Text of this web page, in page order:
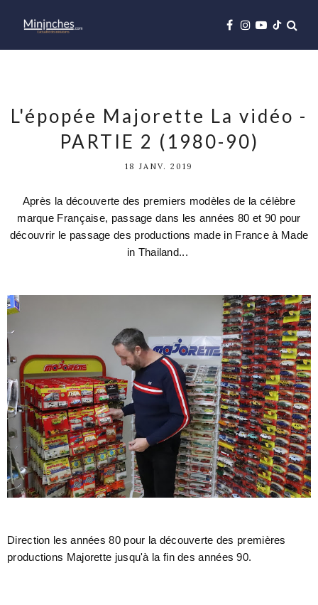
L'épopée Majorette La vidéo -
PARTIE 2 (1980-90)
18 JANV. 2019
Après la découverte des premiers modèles de la célèbre
marque Française, passage dans les années 80 et 90 pour
découvrir le passage des productions made in France à Made
in Thailand...
Direction les années 80 pour la découverte des premières
productions Majorette jusqu'à la fin des années 90.